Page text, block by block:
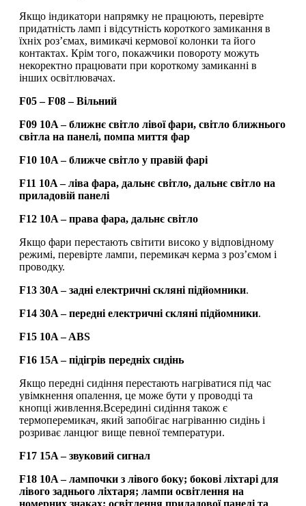
Якщо індикатори напрямку не працюють, перевірте
придатність ламп і відсутність короткого замикання в
їхніх роз’ємах, вимикачі кермової колонки та його
контактах. Крім того, покажчики повороту можуть
некоректно працювати при короткому замиканні в
інших освітлювачах.
F05 – F08 – Вільний
F09 10A – ближнє світло лівої фари, світло ближнього
світла на панелі, помпа миття фар
F10 10A – ближче світло у правій фарі
F11 10A – ліва фара, дальнє світло, дальнє світло на
приладовій панелі
F12 10A – права фара, дальнє світло
Якщо фари перестають світити високо у відповідному
режимі, перевірте лампи, перемикач керма з роз’ємом і
проводку.
F13 30A – задні електричніскляні підйомники.
F14 30A – передні електричніскляні підйомники.
F15 10A – ABS
F16 15A – підігрів передніх сидінь
Якщо передні сидіння перестають нагріватися під час
увімкнення опалення, це може бути у проводці та
кнопці живлення.Всередині сидіння також є
термоперемикач, який запобігає нагріванню сидінь і
розриває ланцюг вище певної температури.
F17 15A – звуковий сигнал
F18 10A – лампочки з лівого боку; бокові ліхтарі для
лівого заднього ліхтаря; лампи освітлення на